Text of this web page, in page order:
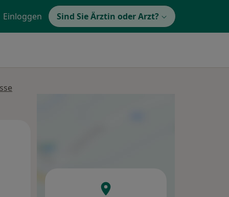
Einloggen Sind Sie Ärztin oder Arzt?